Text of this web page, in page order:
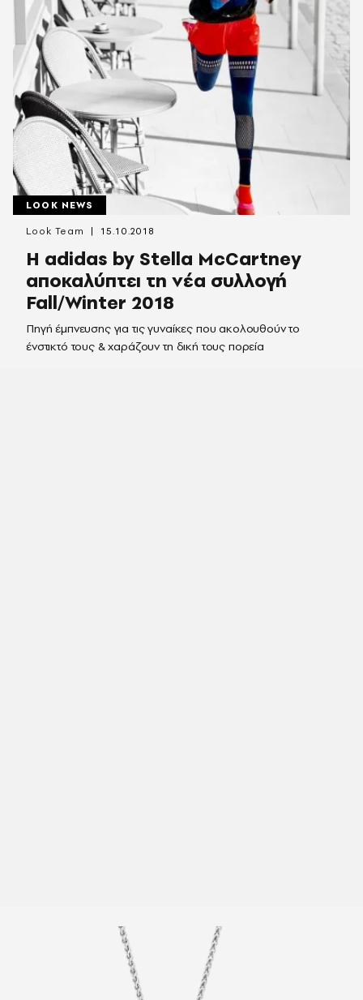
LOOK NEWS
Η adidas by Stella McCartney
αποκαλύπτει τη νέα συλλογή
Fall/Winter 2018
Πηγή έμπνευσης για τις γυναίκες που ακολουθούν το
ένστικτό τους & χαράζουν τη δική τους πορεία
Look Team 15.10.2018